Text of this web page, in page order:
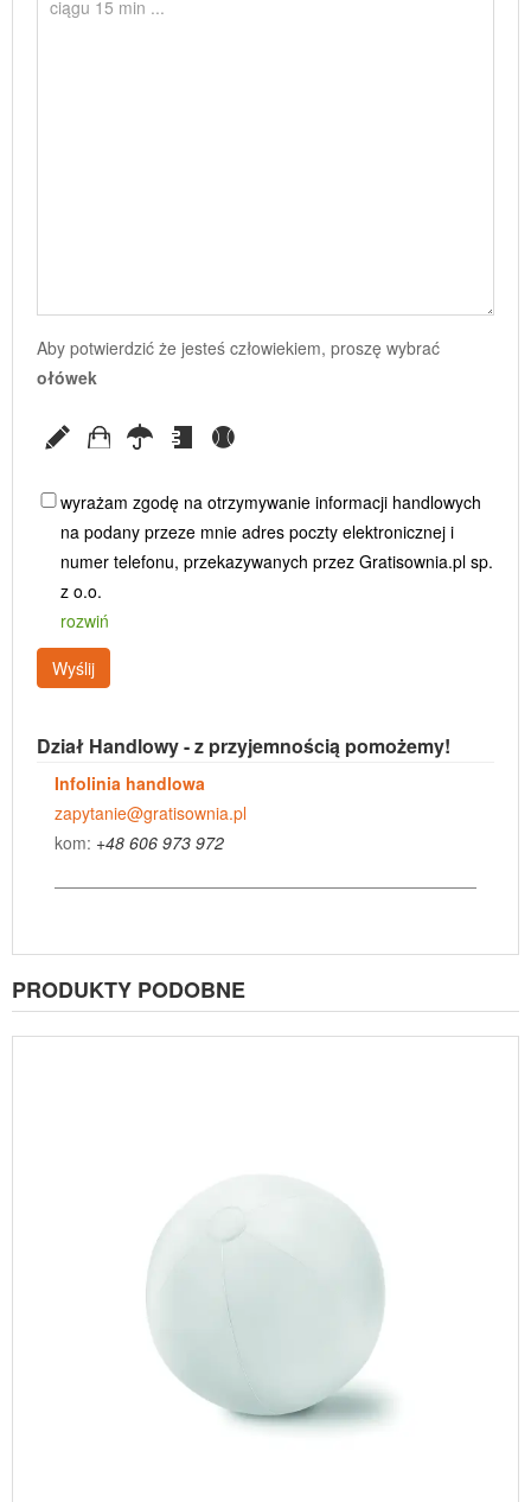
Aby potwierdzić że jesteś człowiekiem, proszę wybrać
ołówek
wyrażam zgodę na otrzymywanie informacji handlowych
na podany przeze mnie adres poczty elektronicznej i
numer telefonu, przekazywanych przez Gratisownia.pl sp.
z o.o.
rozwiń
Wyślij
Dział Handlowy - z przyjemnością pomożemy!
Infolinia handlowa
zapytanie@gratisownia.pl
kom: +48 606 973 972
PRODUKTY PODOBNE